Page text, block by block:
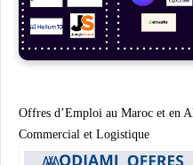
Offres d’Emploi au Maroc et en
Commercial et Logistique